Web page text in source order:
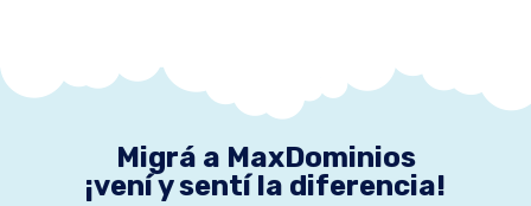
Migrá a MaxDominios
¡vení y sentí la diferencia!